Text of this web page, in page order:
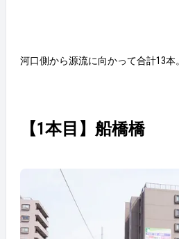
河口側から源流に向かって合計13本
【1本目】船橋橋